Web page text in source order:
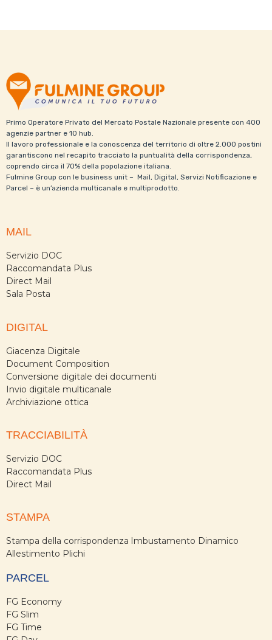
Primo Operatore Privato del Mercato Postale Nazionale presente con 400
agenzie partner e 10 hub.
Il lavoro professionale e la conoscenza del territorio di oltre 2.000 postini
garantiscono nel recapito tracciato la puntualità della corrispondenza,
coprendo circa il 70% della popolazione italiana.
Fulmine Group con le business unit – Mail, Digital, Servizi Notificazione e
Parcel – è un’azienda multicanale e multiprodotto.
MAIL
Servizio DOC
Raccomandata Plus
Direct Mail
Sala Posta
DIGITAL
Giacenza Digitale
Document Composition
Conversione digitale dei documenti
Invio digitale multicanale
Archiviazione ottica
TRACCIABILITÀ
Servizio DOC
Raccomandata Plus
Direct Mail
STAMPA
Stampa della corrispondenza Imbustamento Dinamico
Allestimento Plichi
PARCEL
FG Economy
FG Slim
FG Time